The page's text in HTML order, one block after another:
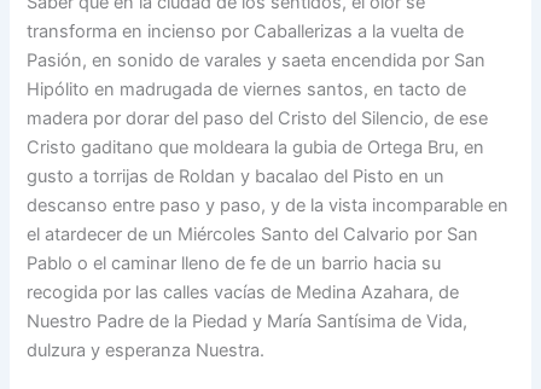
transforma en incienso por Caballerizas a la vuelta de
Pasión, en sonido de varales y saeta encendida por San
Hipólito en madrugada de viernes santos, en tacto de
madera por dorar del paso del Cristo del Silencio, de ese
Cristo gaditano que moldeara la gubia de Ortega Bru, en
gusto a torrijas de Roldan y bacalao del Pisto en un
descanso entre paso y paso, y de la vista incomparable en
el atardecer de un Miércoles Santo del Calvario por San
Pablo o el caminar lleno de fe de un barrio hacia su
recogida por las calles vacías de Medina Azahara, de
Nuestro Padre de la Piedad y María Santísima de Vida,
dulzura y esperanza Nuestra.